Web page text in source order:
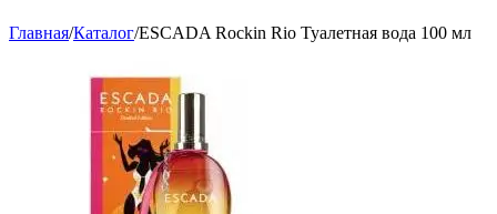
Главная/Каталог/ESCADA Rockin Rio Туалетная вода 100 мл